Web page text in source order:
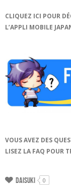
CLIQUEZ ICI POUR
L’APPLI MOBILE
VOUS AVEZ DES
LISEZ LA FAQ POUR
Daisuki 0